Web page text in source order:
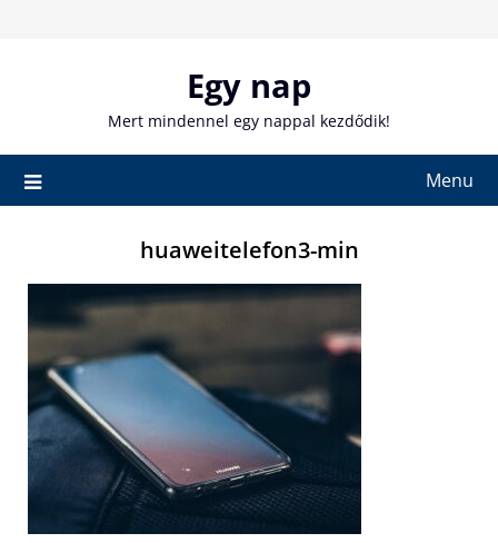
Egy nap
Mert mindennel egy nappal kezdődik!
Menu
huaweitelefon3-min